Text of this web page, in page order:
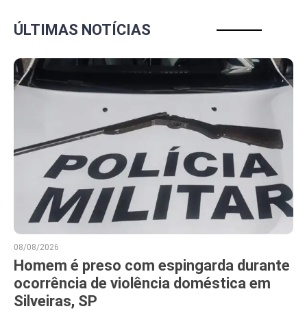
ÚLTIMAS NOTÍCIAS
08/08/2026
Homem é preso com espingarda durante
ocorrência de violência doméstica em
Silveiras, SP